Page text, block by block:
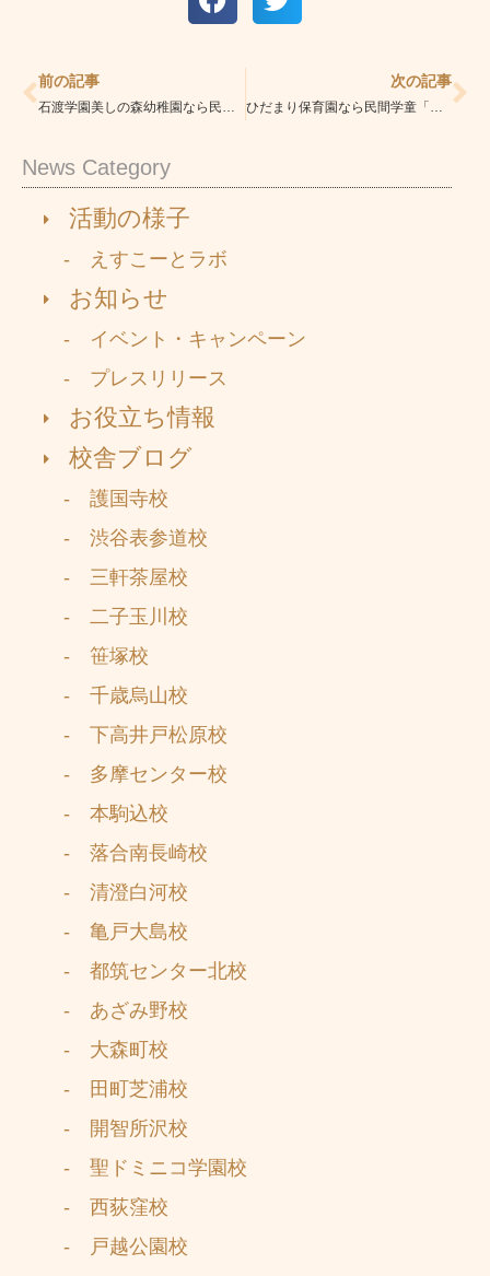
News Category
活動の様子
- えすこーとラボ
お知らせ
- イベント・キャンペーン
- プレスリリース
お役立ち情報
校舎ブログ
- 護国寺校
- 渋谷表参道校
- 三軒茶屋校
- 二子玉川校
- 笹塚校
- 千歳烏山校
- 下高井戸松原校
- 多摩センター校
- 本駒込校
- 落合南長崎校
- 清澄白河校
- 亀戸大島校
- 都筑センター北校
- あざみ野校
- 大森町校
- 田町芝浦校
- 開智所沢校
- 聖ドミニコ学園校
- 西荻窪校
- 戸越公園校
前の記事
石渡学園美しの森幼稚園なら民間学童「えすこーとあざみ野校」|安心の学童|学習指導・習い事も充実
次の記事
ひだまり保育園なら民間学童「えすこーとあざみ野校」|安心の学童|学習指導・習い事も充実